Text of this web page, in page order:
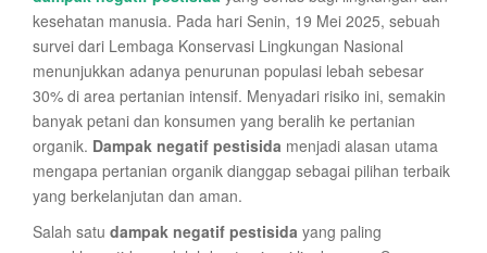
kesehatan manusia. Pada hari Senin, 19 Mei 2025, sebuah
survei dari Lembaga Konservasi Lingkungan Nasional
menunjukkan adanya penurunan populasi lebah sebesar
30% di area pertanian intensif. Menyadari risiko ini, semakin
banyak petani dan konsumen yang beralih ke pertanian
organik. Dampak negatif pestisida menjadi alasan utama
mengapa pertanian organik dianggap sebagai pilihan terbaik
yang berkelanjutan dan aman.
Salah satu dampak negatif pestisida yang paling